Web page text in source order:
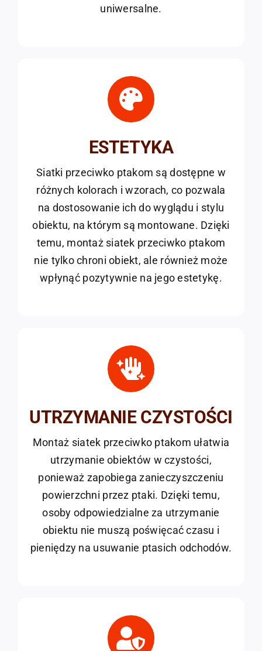
uniwersalne.
ESTETYKA
Siatki przeciwko ptakom są dostępne w
różnych kolorach i wzorach, co pozwala
na dostosowanie ich do wyglądu i stylu
obiektu, na którym są montowane. Dzięki
temu, montaż siatek przeciwko ptakom
nie tylko chroni obiekt, ale również może
wpłynąć pozytywnie na jego estetykę.
UTRZYMANIE CZYSTOŚCI
Montaż siatek przeciwko ptakom ułatwia
utrzymanie obiektów w czystości,
ponieważ zapobiega zanieczyszczeniu
powierzchni przez ptaki. Dzięki temu,
osoby odpowiedzialne za utrzymanie
obiektu nie muszą poświęcać czasu i
pieniędzy na usuwanie ptasich odchodów.